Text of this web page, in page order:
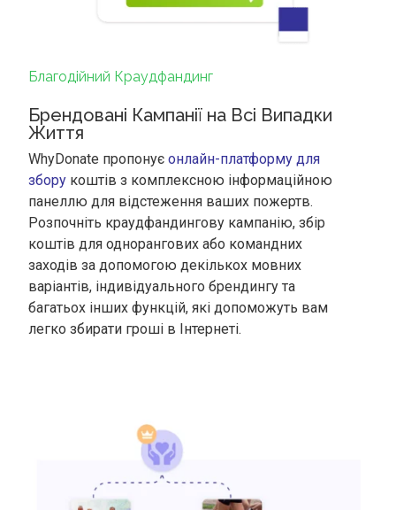
Благодійний Краудфандинг
Брендовані Кампанії на Всі Випадки
Життя
WhyDonate пропонує онлайн-платформу для
збору коштів з комплексною інформаційною
панеллю для відстеження ваших пожертв.
Розпочніть краудфандингову кампанію, збір
коштів для однорангових або командних
заходів за допомогою декількох мовних
варіантів, індивідуального брендингу та
багатьох інших функцій, які допоможуть вам
легко збирати гроші в Інтернеті.